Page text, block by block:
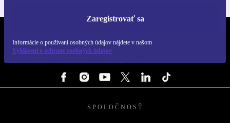
Zaregistrovať sa
Informácie o používaní osobných údajov nájdete v našom
Vyhlásení o ochrane osobných údajov
SLEDUJTE NÁS
SPOLOČNOSŤ